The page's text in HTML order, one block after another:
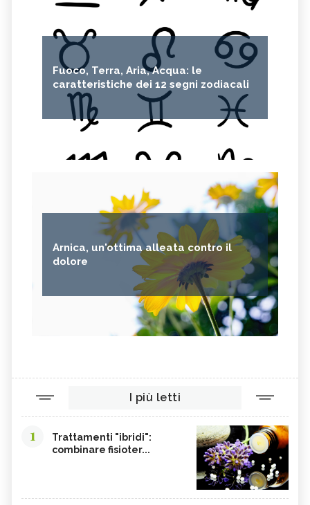
Fuoco, Terra, Aria, Acqua: le
caratteristiche dei 12 segni zodiacali
Arnica, un'ottima alleata contro il
dolore
I più letti
1
Trattamenti "ibridi":
combinare fisioter...